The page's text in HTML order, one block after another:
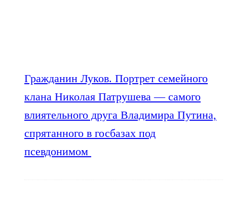
Гражданин Луков. Портрет семейного
клана Николая Патрушева — самого
влиятельного друга Владимира Путина,
спрятанного в госбазах под
псевдонимом